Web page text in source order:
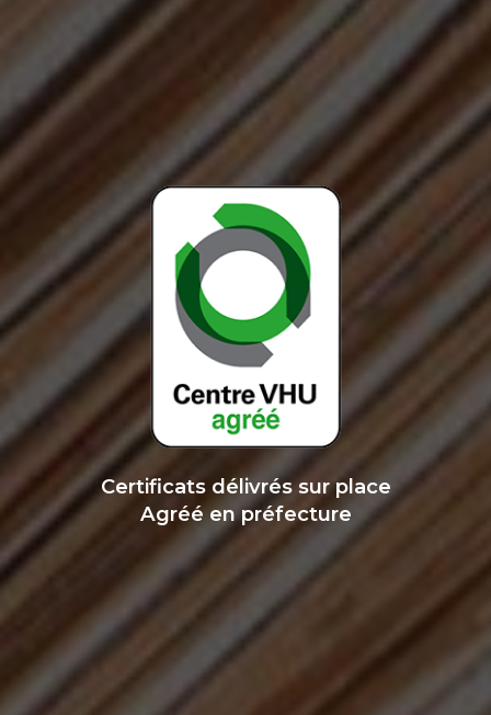
Certificats délivrés sur place
Agréé en préfecture